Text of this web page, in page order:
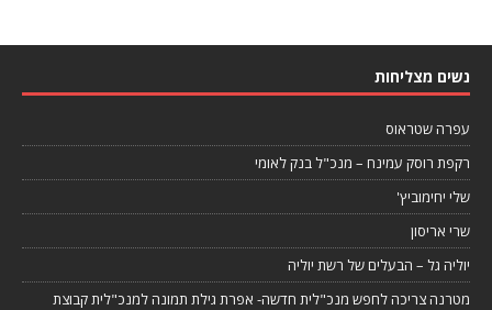
נשים מצליחות
עפרה שטראוס
רקפת רוסק עמינח – מנכ"ל בנק לאומי
שלי יחימוביץ'
שרי אריסון
יוליה גל – הבעלים של רשת יוליה
מטרנה צריכה לחפש מנכ"לית חדשה- אפרת גילת תמונה למנכ"לית קבוצת